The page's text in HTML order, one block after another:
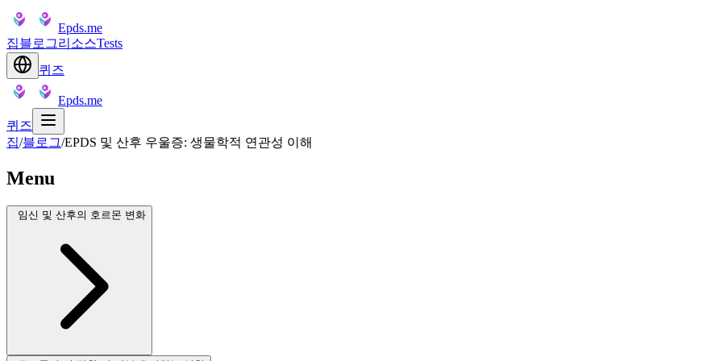
Epds.me
집블로그리소스Tests
퀴즈
Epds.me
퀴즈
집/블로그/EPDS 및 산후 우울증: 생물학적 연관성 이해
Menu
임신 및 산후의 호르몬 변화